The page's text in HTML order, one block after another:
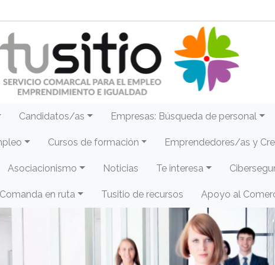
Candidatos/as Empresas: Búsqueda de personal
Cursos de formación Emprendedores/as y
Asociacionismo Noticias Te interesa
Comanda en ruta Tusitio de recursos Apoyo al